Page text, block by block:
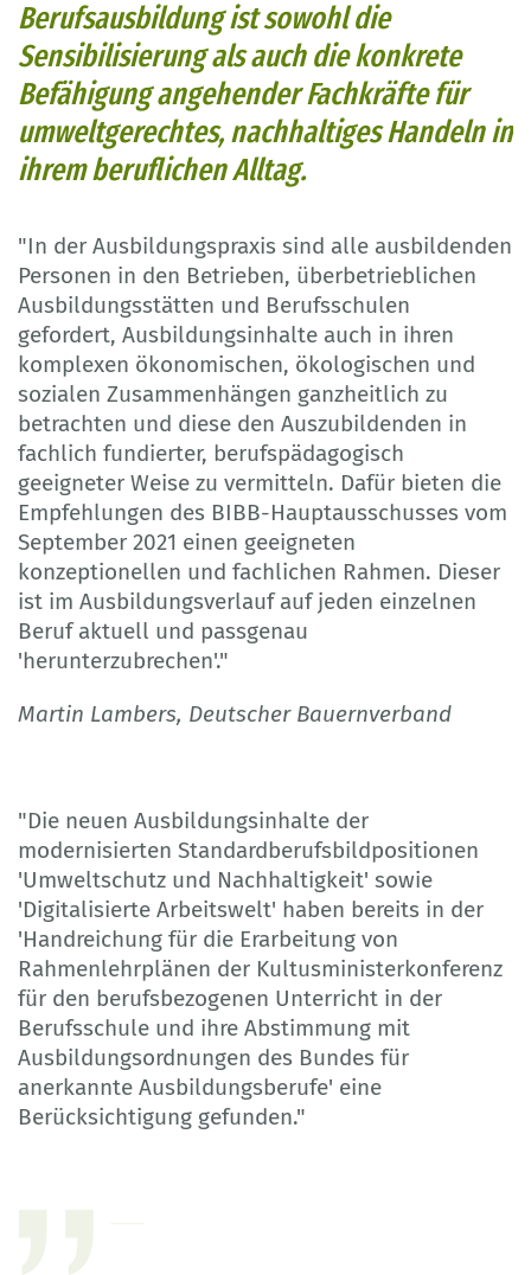
Berufsausbildung ist sowohl die
Sensibilisierung als auch die konkrete
Befähigung angehender Fachkräfte für
umweltgerechtes, nachhaltiges Handeln in
ihrem beruflichen Alltag.
"In der Ausbildungspraxis sind alle ausbildenden
Personen in den Betrieben, überbetrieblichen
Ausbildungsstätten und Berufsschulen
gefordert, Ausbildungsinhalte auch in ihren
komplexen ökonomischen, ökologischen und
sozialen Zusammenhängen ganzheitlich zu
betrachten und diese den Auszubildenden in
fachlich fundierter, berufspädagogisch
geeigneter Weise zu vermitteln. Dafür bieten die
Empfehlungen des BIBB-Hauptausschusses vom
September 2021 einen geeigneten
konzeptionellen und fachlichen Rahmen. Dieser
ist im Ausbildungsverlauf auf jeden einzelnen
Beruf aktuell und passgenau
'herunterzubrechen'."
Martin Lambers, Deutscher Bauernverband
"Die neuen Ausbildungsinhalte der
modernisierten Standardberufsbildpositionen
'Umweltschutz und Nachhaltigkeit' sowie
'Digitalisierte Arbeitswelt' haben bereits in der
'Handreichung für die Erarbeitung von
Rahmenlehrplänen der Kultusministerkonferenz
für den berufsbezogenen Unterricht in der
Berufsschule und ihre Abstimmung mit
Ausbildungsordnungen des Bundes für
anerkannte Ausbildungsberufe' eine
Berücksichtigung gefunden."